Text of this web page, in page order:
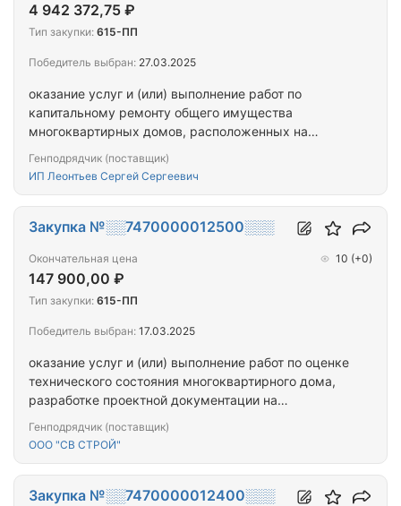
оказание услуг и (или) выполнение работ по
капитальному ремонту общего имущества
многоквартирных домов, расположенных на
Генподрядчик (поставщик)
ИП Леонтьев Сергей Сергеевич
4 942 372,75 ₽
Тип закупки: 615-ПП
Победитель выбран: 27.03.2025
оказание услуг и (или) выполнение работ по оценке
технического состояния многоквартирного дома,
разработке проектной документации на
имущества многоквартирных домов,
Севастополя
Генподрядчик (поставщик)
ООО "СВ СТРОЙ"
Закупка №░░7470000012500░░░
Окончательная цена
147 900,00 ₽
10 (+0)
Тип закупки: 615-ПП
Победитель выбран: 17.03.2025
Закупка №░░7470000012400░░░